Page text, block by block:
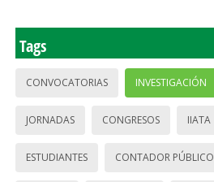
Tags
CONVOCATORIAS INVESTIGACIÓN
JORNADAS CONGRESOS IIATA
ESTUDIANTES CONTADOR PÚBLICO